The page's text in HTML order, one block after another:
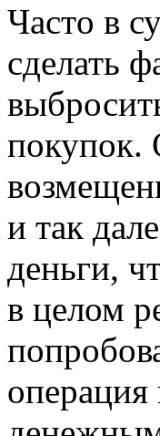
Чaстo в
сделать
покупок.
и так
деньги,
в целом
операция